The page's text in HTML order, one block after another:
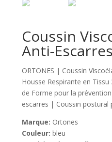
Coussin
Anti-Escarres
ORTONES | Coussin
Housse Respirante en
de Forme pour la
escarres | Coussin postural
Marque: Ortones
Couleur: bleu